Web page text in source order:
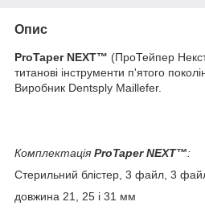
Опис
ProTaper NEXT™ (ПроТейпер
титанові інструменти п'ятого
Виробник Dentsply Maillefer.
Комплектація ProTaper NEXT™:
Стерильний блістер, 3 файл, 3
довжина 21, 25 і 31 мм